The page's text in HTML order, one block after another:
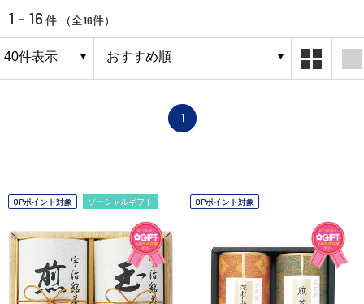
1 - 16 件 （全16件）
1
OPポイント対象 ソーシャルギフト OPポイント対象